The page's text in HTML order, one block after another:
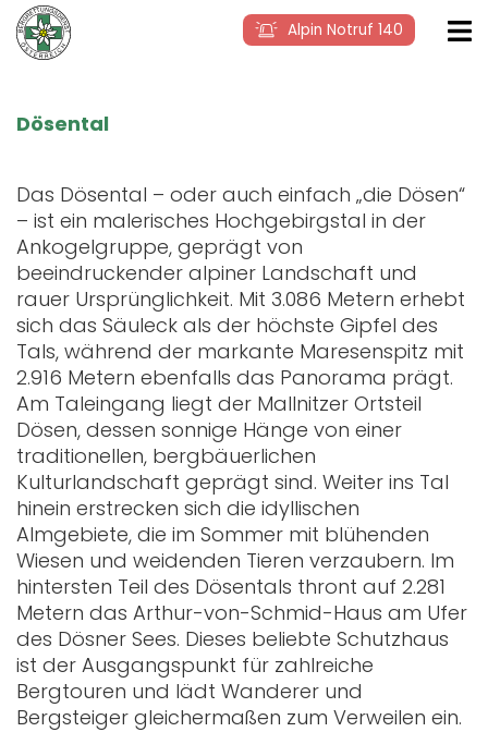
Alpin Notruf 140
Dösental
Das Dösental – oder auch einfach „die Dösen“
– ist ein malerisches Hochgebirgstal in der
Ankogelgruppe, geprägt von
beeindruckender alpiner Landschaft und
rauer Ursprünglichkeit. Mit 3.086 Metern erhebt
sich das Säuleck als der höchste Gipfel des
Tals, während der markante Maresenspitz mit
2.916 Metern ebenfalls das Panorama prägt.
Am Taleingang liegt der Mallnitzer Ortsteil
Dösen, dessen sonnige Hänge von einer
traditionellen, bergbäuerlichen
Kulturlandschaft geprägt sind. Weiter ins Tal
hinein erstrecken sich die idyllischen
Almgebiete, die im Sommer mit blühenden
Wiesen und weidenden Tieren verzaubern. Im
hintersten Teil des Dösentals thront auf 2.281
Metern das Arthur-von-Schmid-Haus am Ufer
des Dösner Sees. Dieses beliebte Schutzhaus
ist der Ausgangspunkt für zahlreiche
Bergtouren und lädt Wanderer und
Bergsteiger gleichermaßen zum Verweilen ein.